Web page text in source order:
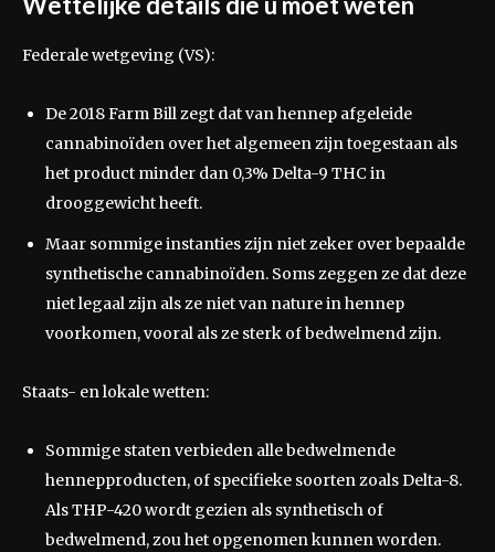
Federale wetgeving (VS):
De 2018 Farm Bill zegt dat van hennep afgeleide
cannabinoïden over het algemeen zijn toegestaan als
het product minder dan 0,3% Delta-9 THC in
drooggewicht heeft.
Maar sommige instanties zijn niet zeker over bepaalde
synthetische cannabinoïden. Soms zeggen ze dat deze
niet legaal zijn als ze niet van nature in hennep
voorkomen, vooral als ze sterk of bedwelmend zijn.
Staats- en lokale wetten:
Sommige staten verbieden alle bedwelmende
hennepproducten, of specifieke soorten zoals Delta-8.
Als THP-420 wordt gezien als synthetisch of
bedwelmend, zou het opgenomen kunnen worden.